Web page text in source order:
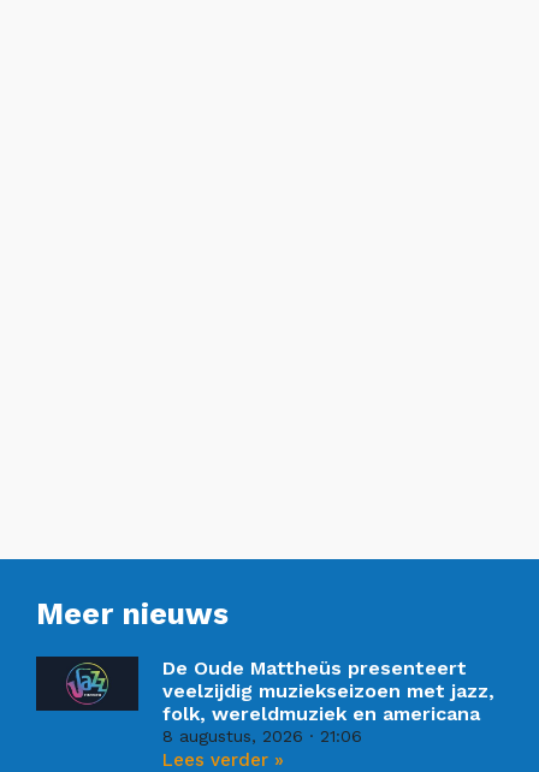
Meer nieuws
De Oude Mattheüs presenteert
veelzijdig muziekseizoen met jazz,
folk, wereldmuziek en americana
8 augustus, 2026 21:06
Lees verder »